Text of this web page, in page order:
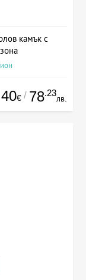
камък с
40€ / 78.23
лв.